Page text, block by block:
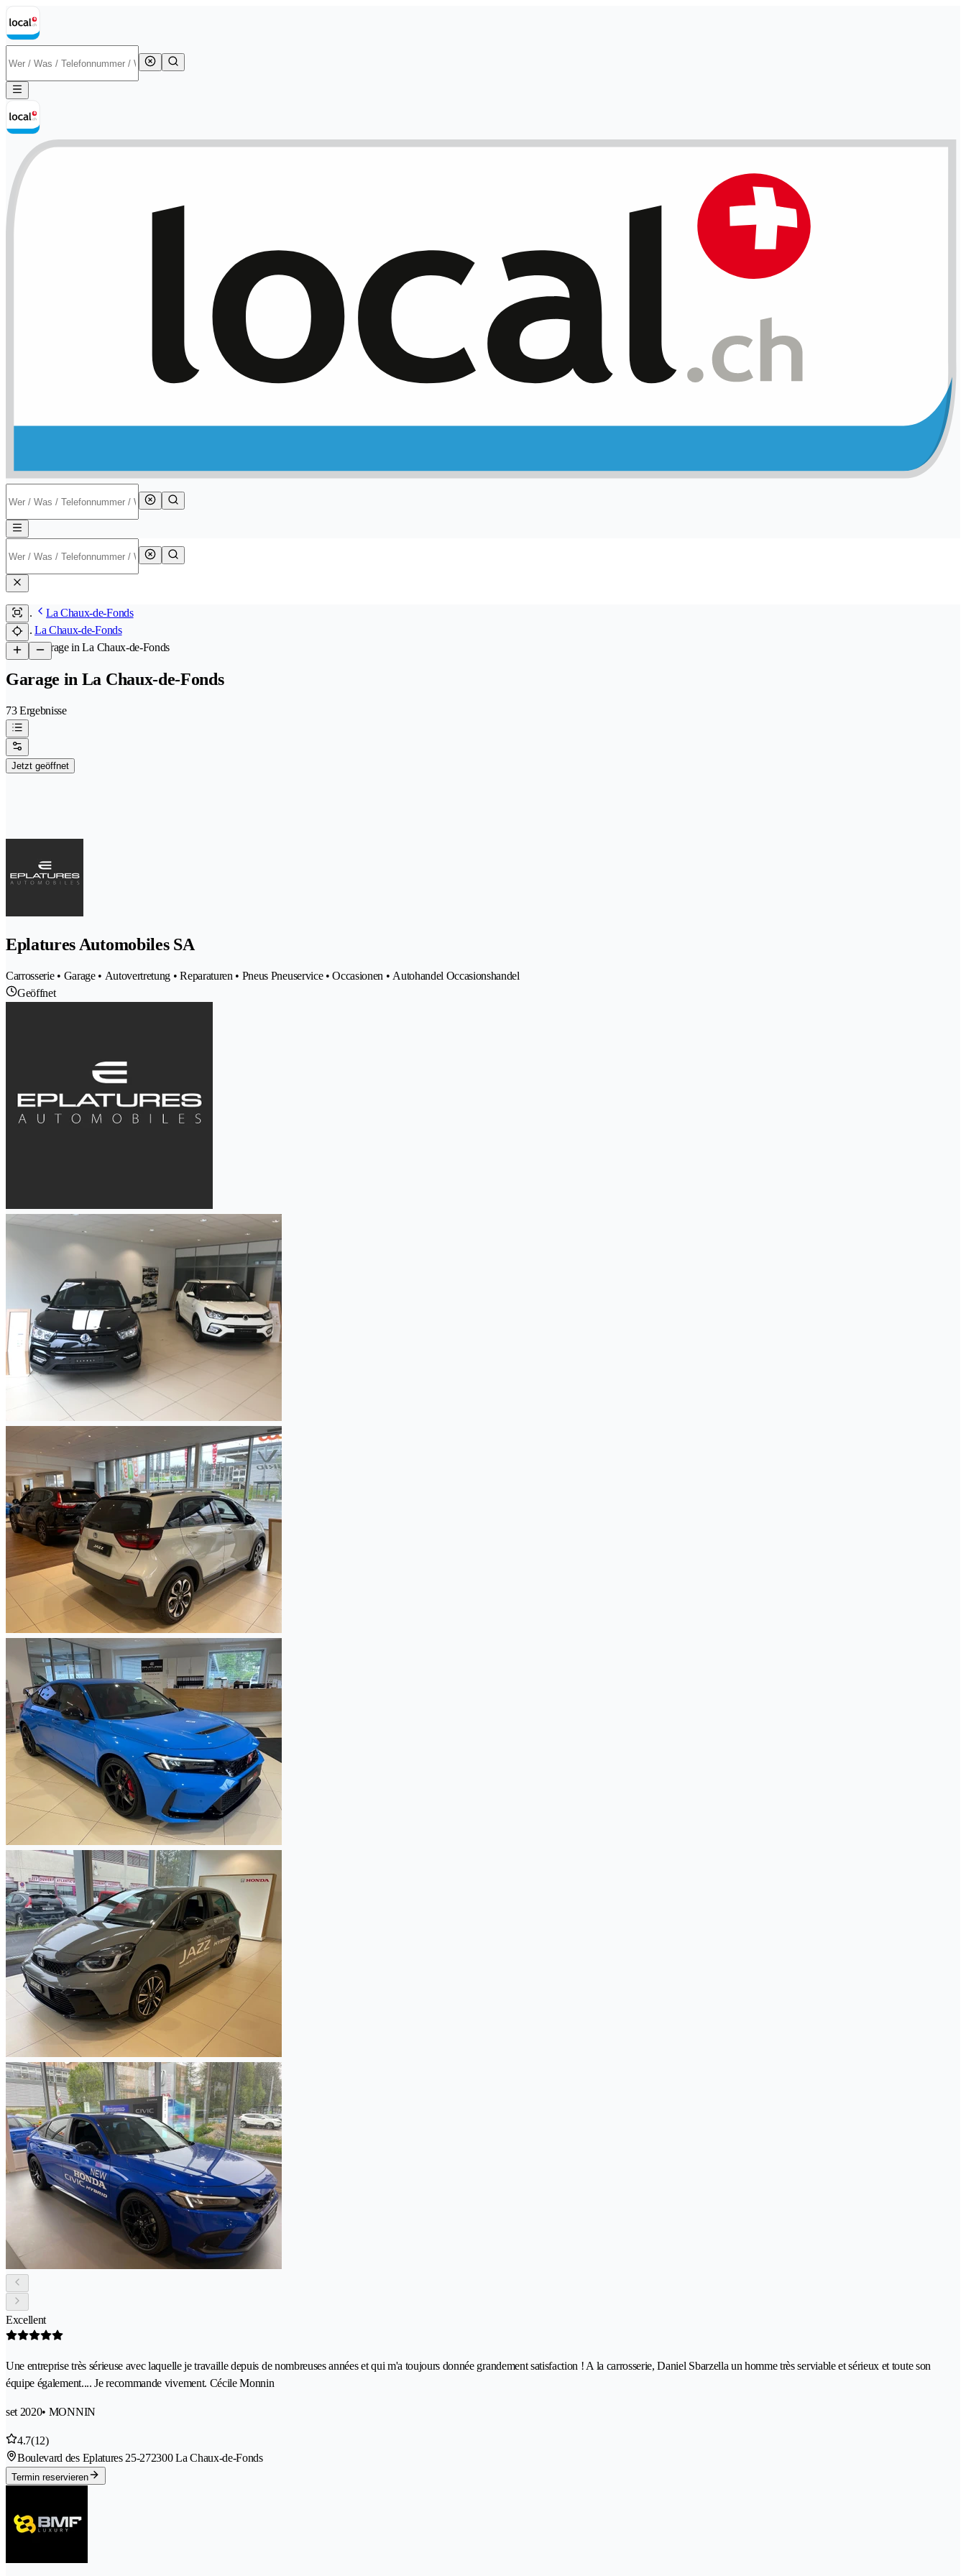
La Chaux-de-Fonds
La Chaux-de-Fonds
/Garage in La Chaux-de-Fonds
Garage in La Chaux-de-Fonds
73 Ergebnisse
Jetzt geöffnet
Eplatures Automobiles SA
Carrosserie • Garage • Autovertretung • Reparaturen • Pneus Pneuservice • Occasionen • Autohandel Occasionshandel
Geöffnet
Excellent
Une entreprise très sérieuse avec laquelle je travaille depuis de nombreuses années et qui m'a toujours donnée grandement satisfaction ! A la carrosserie, Daniel Sbarzella un homme très serviable et sérieux et toute son
équipe également.... Je recommande vivement. Cécile Monnin
set 2020• MONNIN
4.7(12)
Boulevard des Eplatures 25-272300 La Chaux-de-Fonds
Termin reservieren